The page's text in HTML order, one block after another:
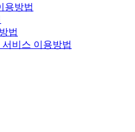
용방법
법
비스 이용방법